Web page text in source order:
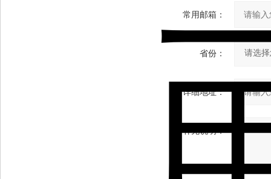
常用邮箱：
省份：
详细地址：
补充说明：